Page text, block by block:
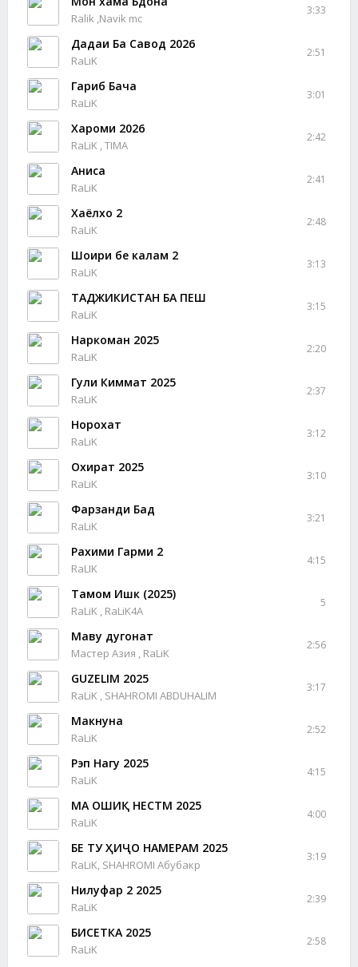
Ralik ,Navik mc
3:33
Дадаи Ба Савод 2026
RaLiK
2:51
Гариб Бача
RaLiK
3:01
Хароми 2026
RaLiK , TIMA
2:42
Аниса
RaLiK
2:41
Хаёлхо 2
RaLiK
2:48
Шоири бе калам 2
RaLiK
3:13
ТАДЖИКИСТАН БА ПЕШ
RaLiK
3:15
Наркоман 2025
RaLiK
2:20
Гули Киммат 2025
RaLiK
2:37
Норохат
RaLiK
3:12
Охират 2025
RaLiK
3:10
Фарзанди Бад
RaLiK
3:21
Рахими Гарми 2
RaLIK
4:15
Тамом Ишк (2025)
RaLiK , RaLiK4A
5
Маву дугонат
Мастер Азия , RaLiK
2:56
GUZELIM 2025
RaLiK , SHAHROMI ABDUHALIM
3:17
Макнуна
RaLiK
2:52
Рэп Нагу 2025
RaLiK
4:15
МА ОШИҚ НЕСТМ 2025
RaLiK
4:00
БЕ ТУ ҲИҶО НАМЕРАМ 2025
RaLiK, SHAHROMI Абубакр
3:19
Нилуфар 2 2025
RaLiK
2:39
БИСЕТКА 2025
RaLiK
2:58